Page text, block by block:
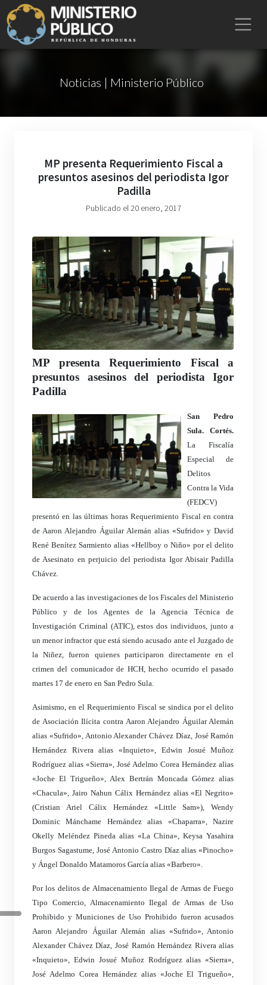
Noticias | Ministerio Público
MP presenta Requerimiento Fiscal a
presuntos asesinos del periodista Igor
Padilla
Publicado el 20 enero, 2017
MP presenta Requerimiento Fiscal a
presuntos asesinos del periodista Igor
Padilla
San Pedro
Sula. Cortés.
La Fiscalía
Especial de
Delitos
Contra la Vida
(FEDCV)
presentó en las últimas horas Requerimiento Fiscal en contra
de Aaron Alejandro Águilar Alemán alias «Sufrido» y David
René Benítez Sarmiento alias «Hellboy o Niño» por el delito
de Asesinato en perjuicio del periodista Igor Abisair Padilla
Chávez.
De acuerdo a las investigaciones de los Fiscales del Ministerio
Público y de los Agentes de la Agencia Técnica de
Investigación Criminal (ATIC), estos dos individuos, junto a
un menor infractor que está siendo acusado ante el Juzgado de
la Niñez, fueron quienes participaron directamente en el
crimen del comunicador de HCH, hecho ocurrido el pasado
martes 17 de enero en San Pedro Sula.
Asimismo, en el Requerimiento Fiscal se sindica por el delito
de Asociación Ilícita contra Aaron Alejandro Águilar Alemán
alias «Sufrido», Antonio Alexander Chávez Díaz, José Ramón
Hernández Rivera alias «Inquieto», Edwin Josué Muñoz
Rodríguez alias «Sierra», José Adelmo Corea Hernández alias
«Joche El Trigueño», Alex Bertrán Moncada Gómez alias
«Chacula», Jairo Nahun Cálix Hernández alias «El Negrito»
(Cristian Ariel Cálix Hernández «Little Sam»), Wendy
Dominic Mánchame Hernández alias «Chaparra», Nazire
Okelly Meléndez Pineda alias «La China», Keysa Yasahira
Burgos Sagastume, José Antonio Castro Díaz alias «Pinocho»
y Ángel Donaldo Matamoros García alias «Barbero».
Por los delitos de Almacenamiento Ilegal de Armas de Fuego
Tipo Comercio, Almacenamiento Ilegal de Armas de Uso
Prohibido y Municiones de Uso Prohibido fueron acusados
Aaron Alejandro Águilar Alemán alias «Sufrido», Antonio
Alexander Chávez Díaz, José Ramón Hernández Rivera alias
«Inquieto», Edwin Josué Muñoz Rodríguez alias «Sierra»,
José Adelmo Corea Hernández alias «Joche El Trigueño»,